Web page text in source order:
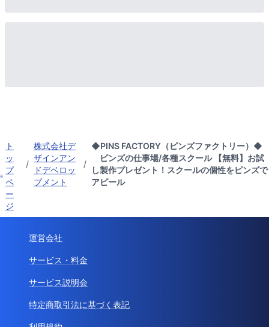
ト
ッ
プ
ペ
ー
ジ
/
株式会社デ
ザインアン
ドデベロッ
プメント
/
◆PINS FACTORY（ピンズファクトリー）◆
ピンズの仕事場/各種スクール 【無料】お試
し製作プレゼント！スクールの個性をピンズで
アピール
運営会社
サービス・料金
サービス説明会
特定商取引法に基づく表記